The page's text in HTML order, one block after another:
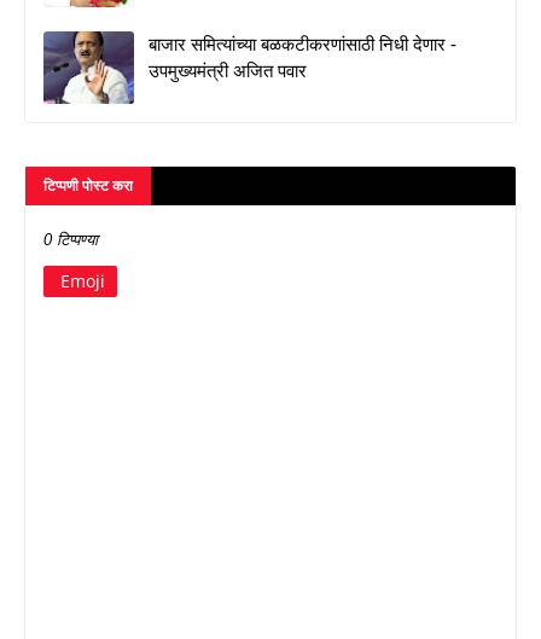
बाजार समित्यांच्या बळकटीकरणांसाठी निधी देणार -
उपमुख्यमंत्री अजित पवार
टिप्पणी पोस्ट करा
0 टिप्पण्या
Emoji